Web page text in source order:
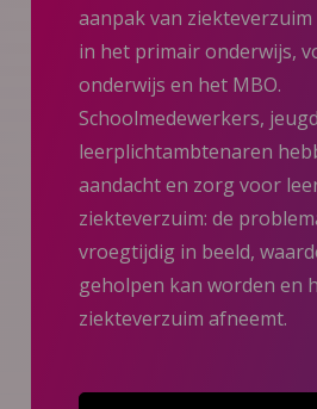
aanpak van
in het primair onderwijs,
onderwijs en het MBO.
Schoolmedewerkers,
leerplichtambtenaren
aandacht en zorg voor
ziekteverzuim: de
vroegtijdig in beeld,
geholpen kan worden en
ziekteverzuim afneemt.